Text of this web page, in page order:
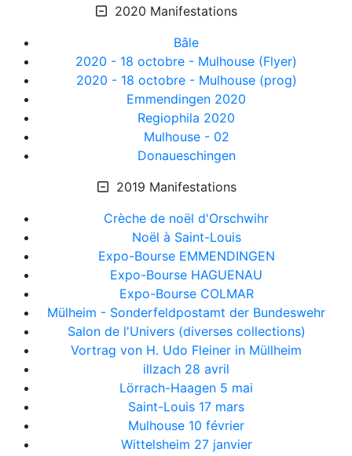
2020 Manifestations
Bâle
2020 - 18 octobre - Mulhouse (Flyer)
2020 - 18 octobre - Mulhouse (prog)
Emmendingen 2020
Regiophila 2020
Mulhouse - 02
Donaueschingen
2019 Manifestations
Crèche de noël d'Orschwihr
Noël à Saint-Louis
Expo-Bourse EMMENDINGEN
Expo-Bourse HAGUENAU
Expo-Bourse COLMAR
Mülheim - Sonderfeldpostamt der Bundeswehr
Salon de l'Univers (diverses collections)
Vortrag von H. Udo Fleiner in Müllheim
illzach 28 avril
Lörrach-Haagen 5 mai
Saint-Louis 17 mars
Mulhouse 10 février
Wittelsheim 27 janvier